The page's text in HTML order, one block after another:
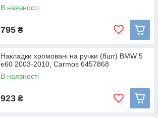
В наявності
795 ₴
Накладки хромовані на ручки (8шт) BMW 5
e60 2003-2010, Carmos 6457868
В наявності
923 ₴